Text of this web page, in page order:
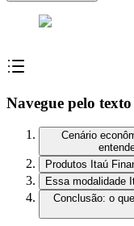
Navegue pelo texto
Cenário
Produtos Itaú
Essa modalidade
Conclusão: o